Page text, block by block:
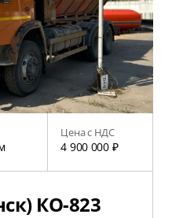
Цена с НДС
4 900 000 ₽
КО-823